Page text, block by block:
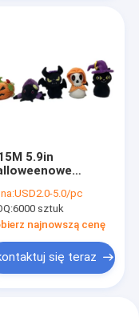
5.9in
Jumping
Wypchane
OEM
USD2.0-5.0/pc
6000 sztuk
najnowszą cenę
się teraz